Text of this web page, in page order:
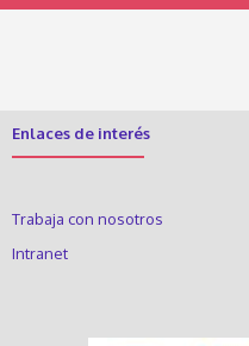
Enlaces de interés
Trabaja con nosotros
Intranet